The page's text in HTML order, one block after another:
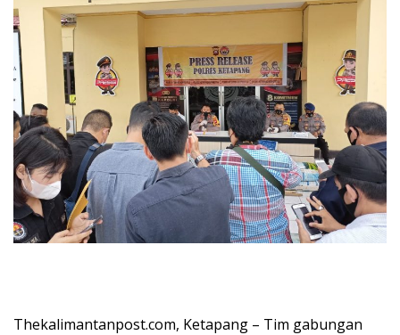
Thekalimantanpost.com, Ketapang – Tim gabungan